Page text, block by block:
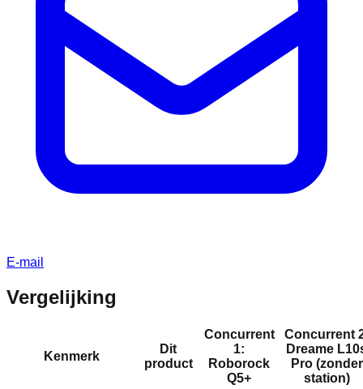
E-mail
Vergelijking
Kenmerk
Dit
product
Concurrent
1:
Roborock
Q5+
Concurrent
Dreame
Pro (zonder
station)